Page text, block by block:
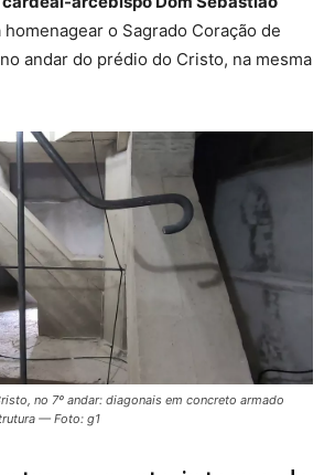
o Sagrado Coração de
andar do prédio do Cristo, na mesma
no 7º andar: diagonais em concreto armado
— Foto: g1